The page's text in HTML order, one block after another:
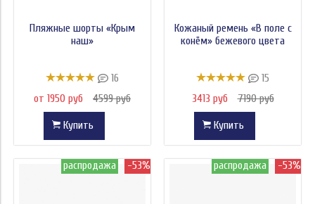
Пляжные шорты «Крым
наш»
16
от 1950 руб
4599 руб
Купить
Кожаный ремень «В поле с
конём» бежевого цвета
15
3413 руб
7190 руб
Купить
распродажа -53% распродажа -53%